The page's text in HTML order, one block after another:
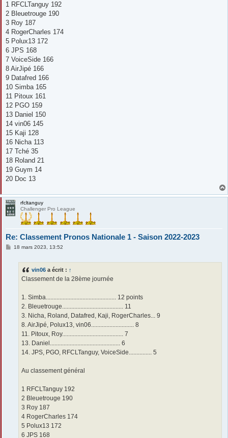
1 RFCLTanguy 192
2 Bleuetrouge 190
3 Roy 187
4 RogerCharles 174
5 Polux13 172
6 JPS 168
7 VoiceSide 166
8 AirJipé 166
9 Datafred 166
10 Simba 165
11 Pitoux 161
12 PGO 159
13 Daniel 150
14 vin06 145
15 Kaji 128
16 Nicha 113
17 Tché 35
18 Roland 21
19 Guym 14
20 Doc 13
rfcltanguy
Challenger Pro League
Re: Classement Pronos Nationale 1 - Saison 2022-2023
M18 mars 2023, 13:52
vin06 a écrit : ↑
Classement de la 28ème journée
1. Simba.............................................. 12 points
2. Bleuetrouge........................................ 11
3. Nicha, Roland, Datafred, Kaji, RogerCharles... 9
8. AirJipé, Polux13, vin06............................ 8
11. Pitoux, Roy........................................ 7
13. Daniel.............................................. 6
14. JPS, PGO, RFCLTanguy, VoiceSide............... 5
Au classement général
1 RFCLTanguy 192
2 Bleuetrouge 190
3 Roy 187
4 RogerCharles 174
5 Polux13 172
6 JPS 168